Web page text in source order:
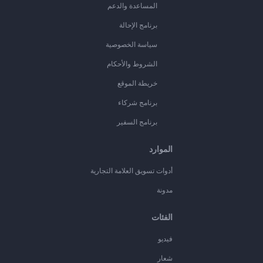
المساعدة والدعم
برنامج الإحالة
سياسة الخصوصية
الشروط والأحكام
خريطة الموقع
برنامج شركاء
برنامج السفير
الموارد
أدوات تسويق العلامة التجارية
مدونة
الفئات
فيديو
شعار